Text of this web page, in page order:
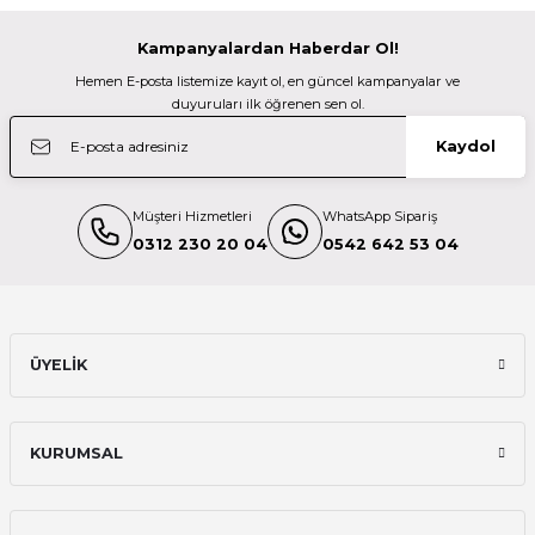
OM System
Olympus Om System Mini Messenger Bag E0410928
3.999,00 TL
TÜKENDİ
National Geographic
Manfrotto MBAG80N Tripod Çantası 80 Cm
Kampanyalardan Haberdar Ol!
Hemen E-posta listemize kayıt ol, en güncel kampanyalar ve
duyuruları ilk öğrenen sen ol.
Kaydol
Müşteri Hizmetleri
0312 230 20 04
WhatsApp Sipariş
0542 642 53 04
ÜYELİK
KURUMSAL